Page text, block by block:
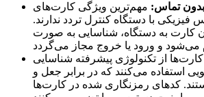
تماس: مهم‌ترین ویژگی کارت‌های RFID این
فیزیکی با دستگاه کنترل تردد ندارند.
کارت به دستگاه، شناسایی به صورت
کارت‌ها از تکنولوژی پیشرفته شناسایی
استفاده می‌کنند که در برابر جعل و
کدهای رمزنگاری شده در کارت‌ها